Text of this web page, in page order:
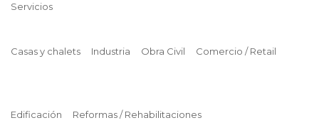
Servicios
Casas y chalets Industria Obra Civil Comercio / Retail
Edificación Reformas / Rehabilitaciones